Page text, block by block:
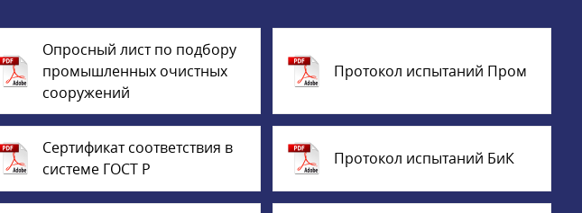
Опросный лист по подбору
промышленных очистных
сооружений
Протокол испытаний Пром
Сертификат соответствия в
системе ГОСТ Р
Протокол испытаний БиК